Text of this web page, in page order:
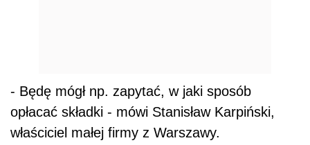
- Będę mógł np. zapytać, w jaki sposób
opłacać składki - mówi Stanisław Karpiński,
właściciel małej firmy z Warszawy.